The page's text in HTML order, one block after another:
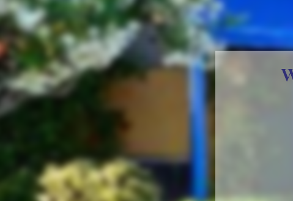
Camere
Reparto in convenzione
Cucine